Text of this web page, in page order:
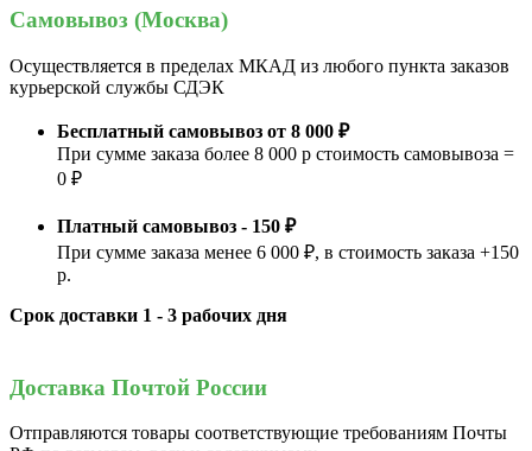
Самовывоз (Москва)
Осуществляется в пределах МКАД из любого пункта заказов
курьерской службы СДЭК
Бесплатный самовывоз от 8 000 ₽
При сумме заказа более 8 000 р стоимость самовывоза =
0 ₽
Платный самовывоз - 150 ₽
При сумме заказа менее 6 000 ₽, в стоимость заказа +150
р.
Срок доставки 1 - 3 рабочих дня
Доставка Почтой России
Отправляются товары соответствующие требованиям Почты